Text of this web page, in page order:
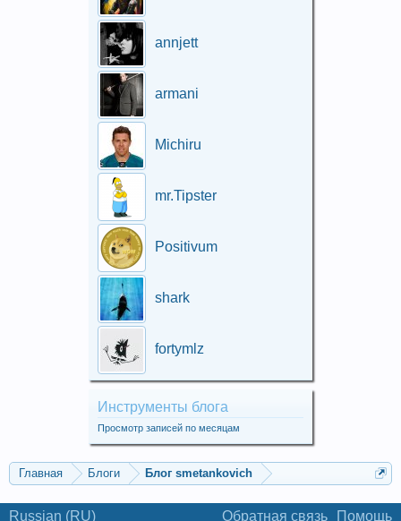
annjett
armani
Michiru
mr.Tipster
Positivum
shark
fortymlz
Инструменты блога
Просмотр записей по месяцам
Главная Блоги Блог smetankovich
Russian (RU) Обратная связь Помощь